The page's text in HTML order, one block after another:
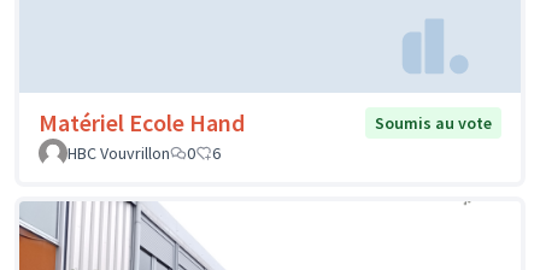
Matériel Ecole Hand
Soumis au vote
HBC Vouvrillon
0 6